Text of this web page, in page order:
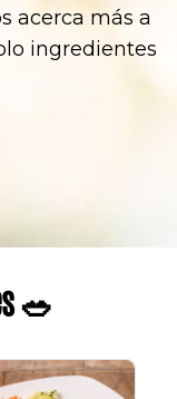
acerca más a
ingredientes
🥗